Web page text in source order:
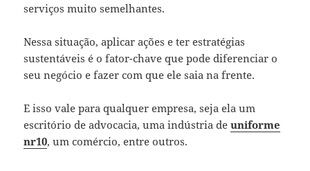
serviços muito semelhantes.
Nessa situação, aplicar ações e ter estratégias
sustentáveis é o fator-chave que pode diferenciar o
seu negócio e fazer com que ele saia na frente.
E isso vale para qualquer empresa, seja ela um
escritório de advocacia, uma indústria deuniforme
nr10, um comércio, entre outros.